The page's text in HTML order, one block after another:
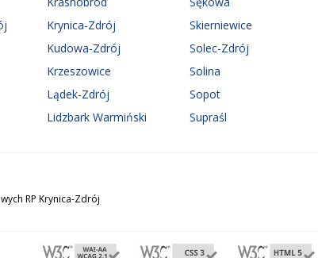
Krynica-Zdrój
Kudowa-Zdrój
Krzeszowice
Lądek-Zdrój
Lidzbark Warmiński
Skierniewice
Solec-Zdrój
Solina
Sopot
Supraśl
RP Krynica-Zdrój